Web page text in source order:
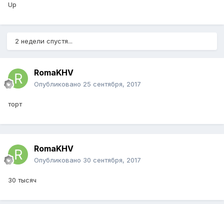
Up
2 недели спустя...
RomaKHV
Опубликовано 25 сентября, 2017
торт
RomaKHV
Опубликовано 30 сентября, 2017
30 тысяч